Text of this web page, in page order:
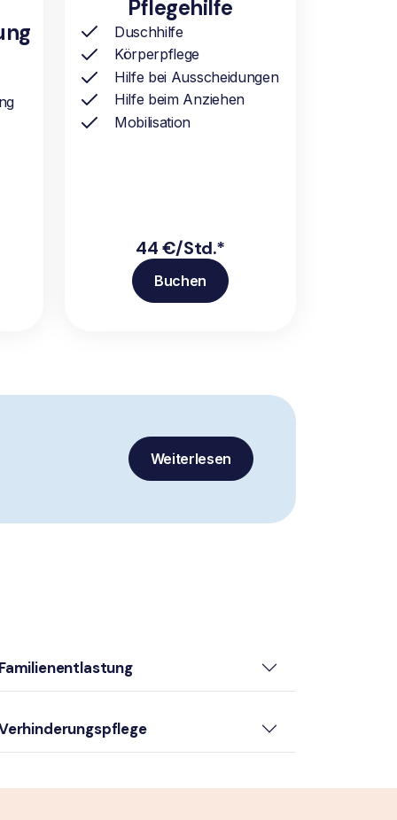
Pflegehilfe
Duschhilfe
Körperpflege
Hilfe bei Ausscheidungen
Hilfe beim Anziehen
Mobilisation
44 €/Std.*
Buchen
Weiterlesen